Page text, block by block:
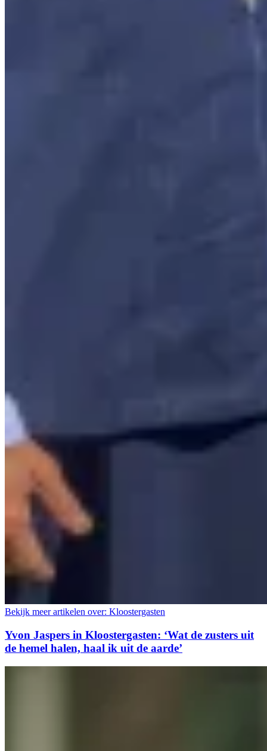
Bekijk meer artikelen over: Kloostergasten
Yvon Jaspers in Kloostergasten: ‘Wat de zusters uit
de hemel halen, haal ik uit de aarde’